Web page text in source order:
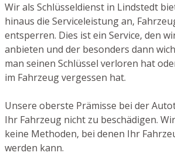
Wir als Schlüsseldienst in Lindstedt
hinaus die Serviceleistung an,
entsperren. Dies ist ein Service, den
anbieten und der besonders dann
man seinen Schlüssel verloren hat
im Fahrzeug vergessen hat.
Unsere oberste Prämisse bei der
Ihr Fahrzeug nicht zu beschädigen.
keine Methoden, bei denen Ihr
werden kann.